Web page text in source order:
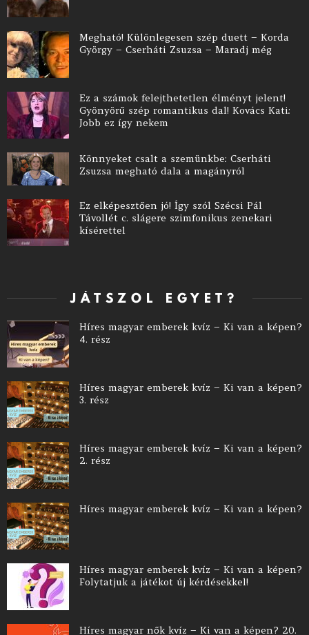
Megható! Különlegesen szép duett – Korda
György – Cserháti Zsuzsa – Maradj még
Ez a számok felejthetetlen élményt jelent!
Gyönyörű szép romantikus dal! Kovács Kati:
Jobb ez így nekem
Könnyeket csalt a szemünkbe: Cserháti
Zsuzsa megható dala a magányról
Ez elképesztően jó! Így szól Szécsi Pál
Távollét c. slágere szimfonikus zenekari
kísérettel
JÁTSZOL EGYET?
Híres magyar emberek kvíz – Ki van a képen?
4. rész
Híres magyar emberek kvíz – Ki van a képen?
3. rész
Híres magyar emberek kvíz – Ki van a képen?
2. rész
Híres magyar emberek kvíz – Ki van a képen?
Híres magyar emberek kvíz – Ki van a képen?
Folytatjuk a játékot új kérdésekkel!
Híres magyar nők kvíz – Ki van a képen? 20.